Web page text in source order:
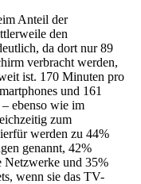
Anteil der
den
da dort nur 89
verbracht werden,
ist. 170 Minuten pro
und 161
ebenso wie im
zum
werden zu 44%
genannt, 42%
Netzwerke und 35%
wenn sie das TV-